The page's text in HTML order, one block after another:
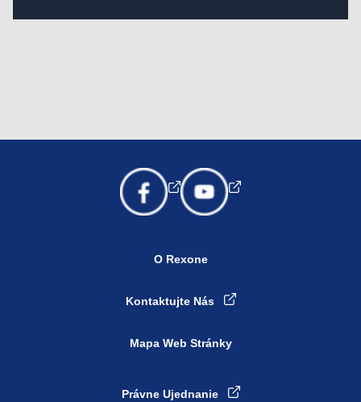
O Rexone
Kontaktujte Nás
Mapa Web Stránky
Právne Ujednanie